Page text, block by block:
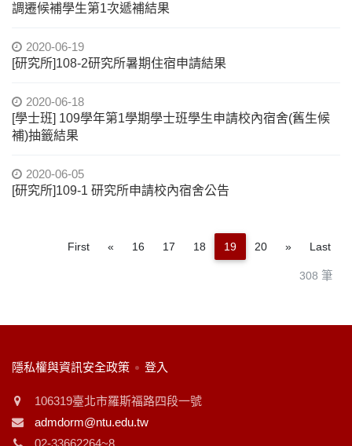
調遷候補學生第1次遞補結果
2020-06-19
[研究所]108-2研究所暑期住宿申請結果
2020-06-18
[學士班] 109學年第1學期學士班學生申請校內宿舍(舊生候
補)抽籤結果
2020-06-05
[研究所]109-1 研究所申請校內宿舍公告
308 筆
First « Previous
16 17 18 19 20 »NextLast
:::
隱私權與資訊安全政策 登入
106319臺北市羅斯福路四段一號
admdorm@ntu.edu.tw
02-33662264~8